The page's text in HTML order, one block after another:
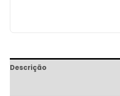
Descrição